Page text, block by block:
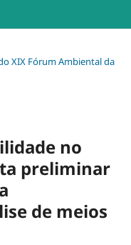
XIX Fórum Ambiental da
no
preliminar
de meios